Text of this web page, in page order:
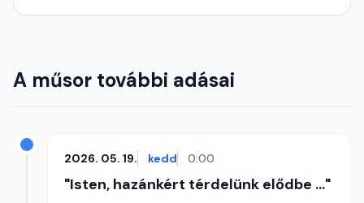
A műsor további adásai
2026. 05. 19. kedd 0:00
"Isten, hazánkért térdelünk elődbe ..."